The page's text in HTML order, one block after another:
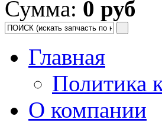
Сумма: 0 руб
Главная
Политика
О компании